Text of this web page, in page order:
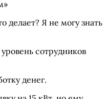
делает? Я не могу знать
сотрудников
денег.